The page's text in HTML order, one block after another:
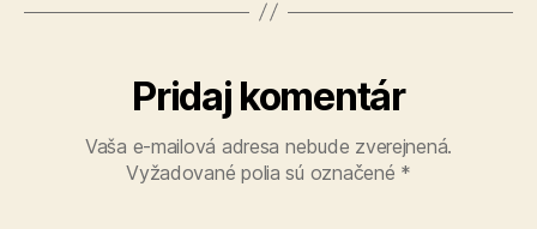
Pridaj komentár
Vaša e-mailová adresa nebude zverejnená.
Vyžadované polia sú označené *